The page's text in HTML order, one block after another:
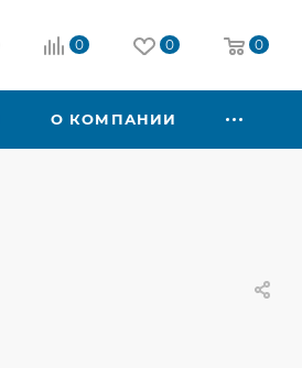
0 0 0
О КОМПАНИИ